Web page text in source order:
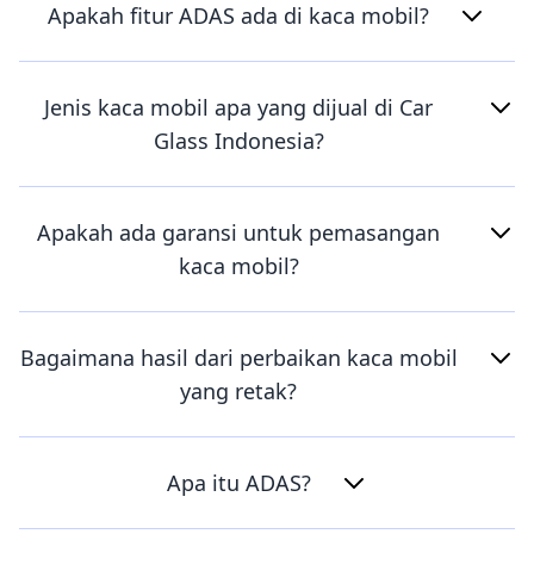
Apakah fitur ADAS ada di kaca mobil?
Jenis kaca mobil apa yang dijual di Car
Glass Indonesia?
Apakah ada garansi untuk pemasangan
kaca mobil?
Bagaimana hasil dari perbaikan kaca mobil
yang retak?
Apa itu ADAS?